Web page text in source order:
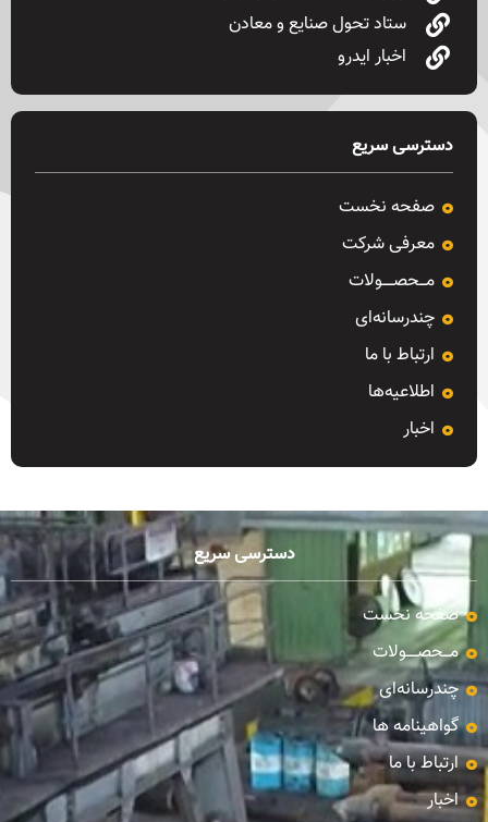
ستاد تحول صنایع و معادن
اخبار ایدرو
دسترسی سریع
صفحه نخست
معرفی شرکت
مـــحصـــــولات
چندرسانه‌ای
ارتباط با ما
اطلاعیه‌ها
اخبار
دسترسی سریع
صفحه نخست
مـــحصـــــولات
چندرسانه‌ای
گواهینامه ها
ارتباط با ما
اخبار